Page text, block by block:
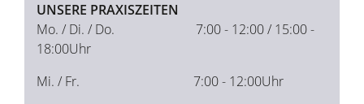
UNSERE PRAXISZEITEN
Mo. / Di. / Do. 7:00 - 12:00 / 15:00 -
18:00Uhr
Mi. / Fr. 7:00 - 12:00Uhr